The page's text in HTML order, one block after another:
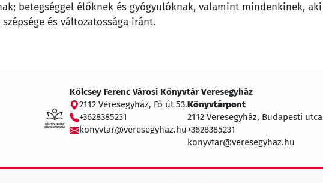
betegséggel élőknek és gyógyulóknak, valamint mindenkinek, aki
és változatossága iránt.
Kölcsey Ferenc Városi Könyvtár Veresegyház
2112 Veresegyház, Fő út 53.
+3628385231
konyvtar@veresegyhaz.hu
Könyvtárpont
2112 Veresegyház, Budapesti
+3628385231
konyvtar@veresegyhaz.hu